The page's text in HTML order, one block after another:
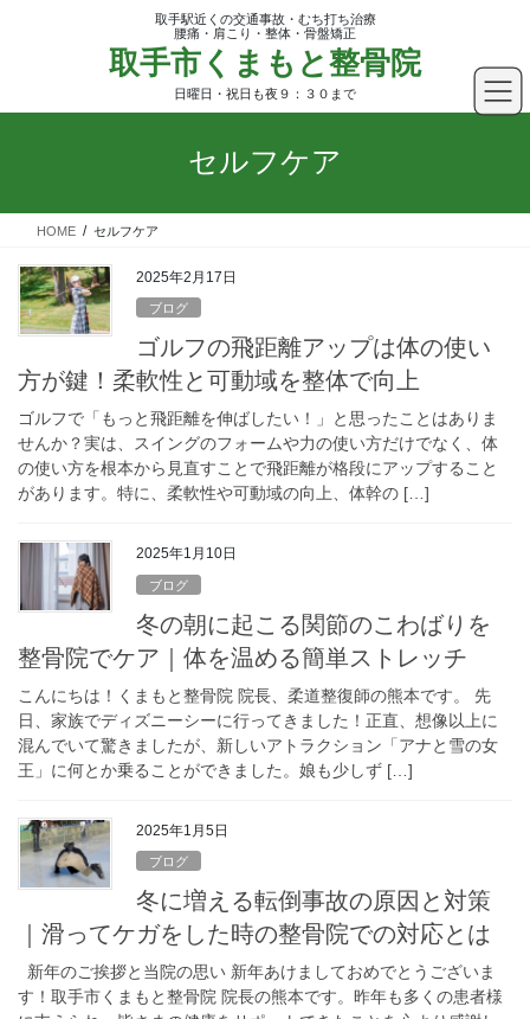
ツ
ッ
シ
移
取手駅近くの交通事故・むち打ち治療
腰痛・肩こり・整体・骨盤矯正
取手市くまもと整骨院
日曜日・祝日も夜９：３０まで
セルフケア
HOME セルフケア
2025年2月17日
ブログ
ゴルフの飛距離アップは体の使い
方が鍵！柔軟性と可動域を整体で向上
ゴルフで「もっと飛距離を伸ばしたい！」と思ったことはありま
せんか？実は、スイングのフォームや力の使い方だけでなく、体
の使い方を根本から見直すことで飛距離が格段にアップすること
があります。特に、柔軟性や可動域の向上、体幹の […]
2025年1月10日
ブログ
冬の朝に起こる関節のこわばりを
整骨院でケア｜体を温める簡単ストレッチ
こんにちは！くまもと整骨院 院長、柔道整復師の熊本です。 先
日、家族でディズニーシーに行ってきました！正直、想像以上に
混んでいて驚きましたが、新しいアトラクション「アナと雪の女
王」に何とか乗ることができました。娘も少しず […]
2025年1月5日
ブログ
冬に増える転倒事故の原因と対策
｜滑ってケガをした時の整骨院での対応とは
新年のご挨拶と当院の思い 新年あけましておめでとうございま
す！取手市くまもと整骨院 院長の熊本です。昨年も多くの患者様